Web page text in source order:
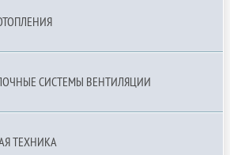
СИСТЕМЫ ВЕНТИЛЯЦИИ
ТЕХНИКА